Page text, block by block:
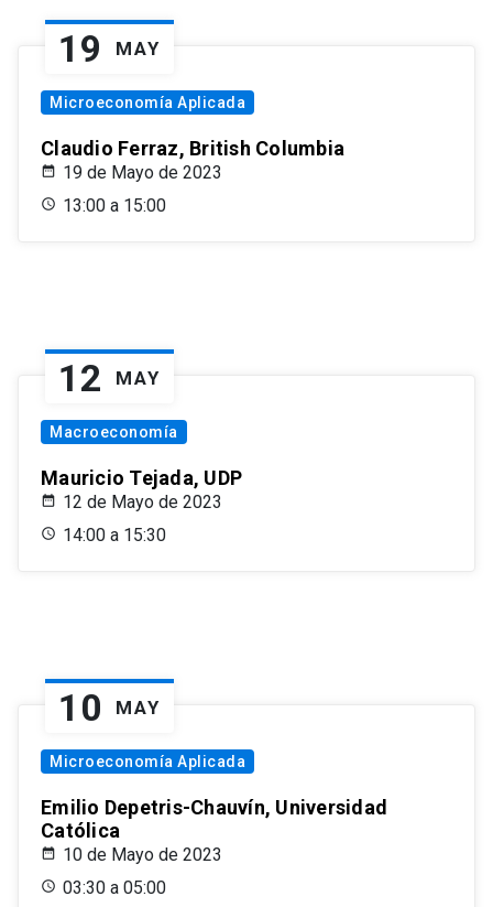
19 MAY
Microeconomía Aplicada
Claudio Ferraz, British Columbia
19 de Mayo de 2023
13:00 a 15:00
12 MAY
Macroeconomía
Mauricio Tejada, UDP
12 de Mayo de 2023
14:00 a 15:30
10 MAY
Microeconomía Aplicada
Emilio Depetris-Chauvín, Universidad
Católica
10 de Mayo de 2023
03:30 a 05:00